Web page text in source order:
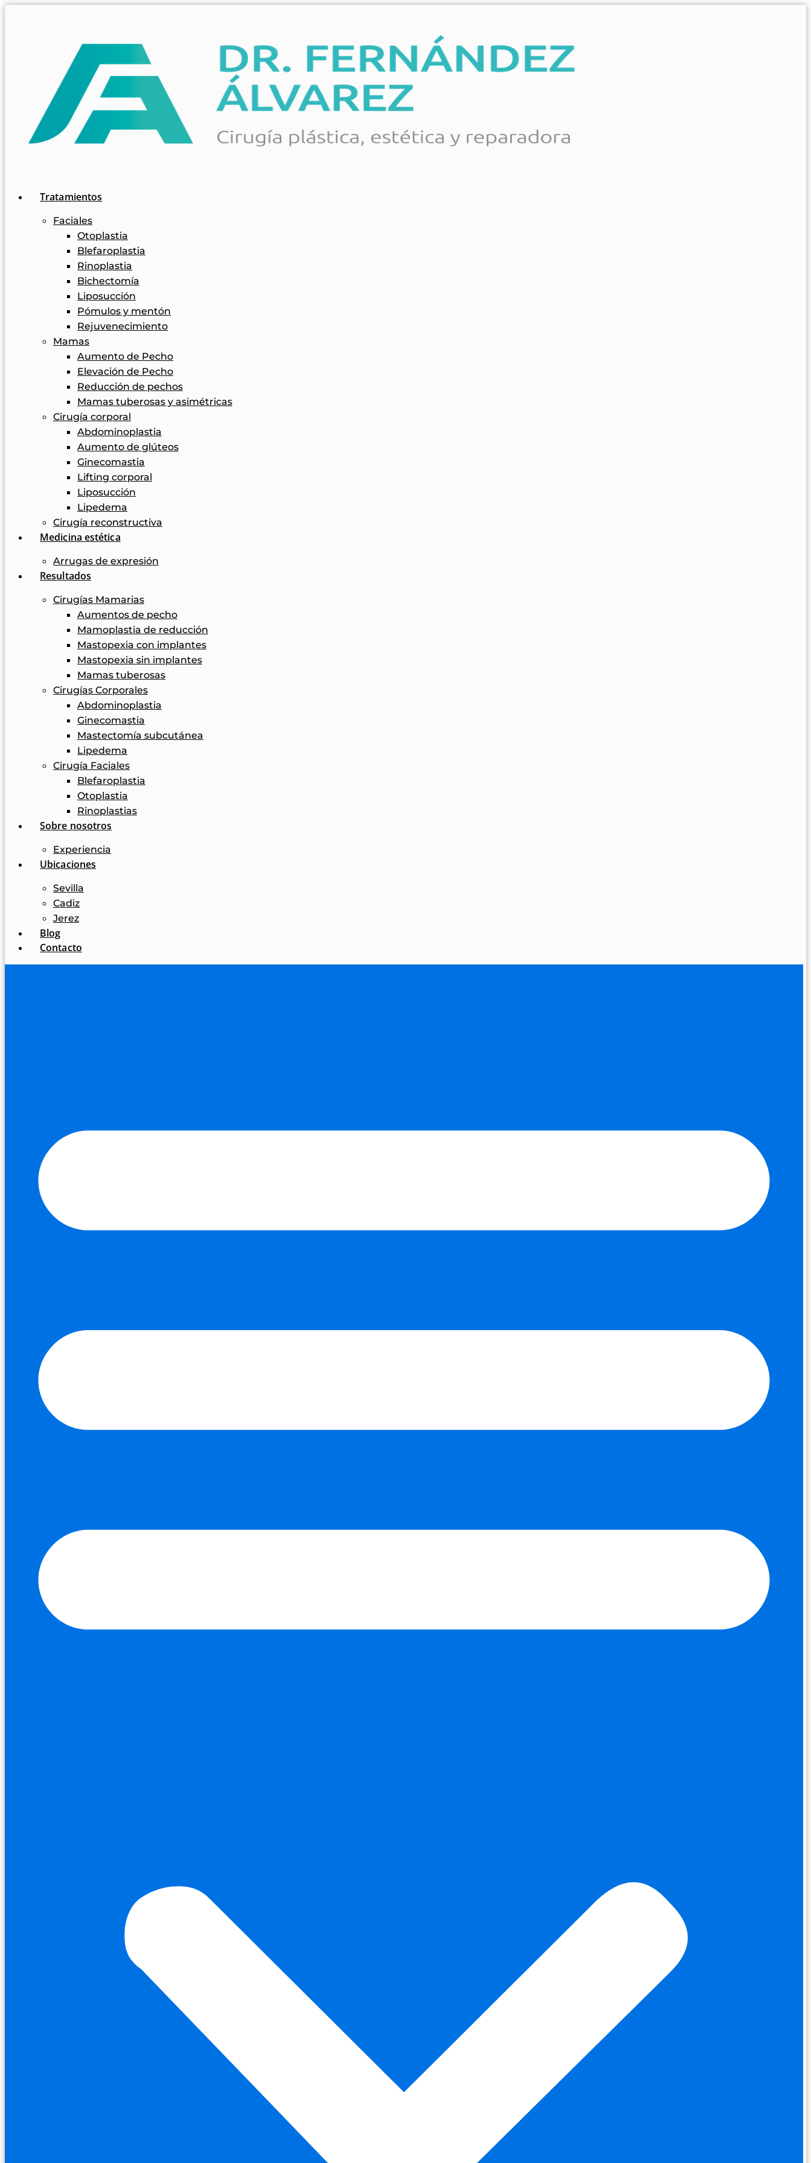
Tratamientos
Faciales
Otoplastia
Blefaroplastia
Rinoplastia
Bichectomía
Liposucción
Pómulos y mentón
Rejuvenecimiento
Mamas
Aumento de Pecho
Elevación de Pecho
Reducción de pechos
Mamas tuberosas y asimétricas
Cirugía corporal
Abdominoplastia
Aumento de glúteos
Ginecomastia
Lifting corporal
Liposucción
Lipedema
Cirugía reconstructiva
Medicina estética
Arrugas de expresión
Resultados
Cirugías Mamarias
Aumentos de pecho
Mamoplastia de reducción
Mastopexia con implantes
Mastopexia sin implantes
Mamas tuberosas
Cirugías Corporales
Abdominoplastia
Ginecomastia
Mastectomía subcutánea
Lipedema
Cirugía Faciales
Blefaroplastia
Otoplastia
Rinoplastias
Sobre nosotros
Experiencia
Ubicaciones
Sevilla
Cadiz
Jerez
Blog
Contacto